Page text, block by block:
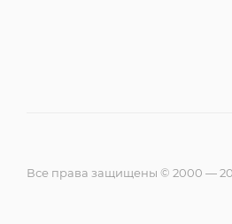
Все права защищены © 2000 —